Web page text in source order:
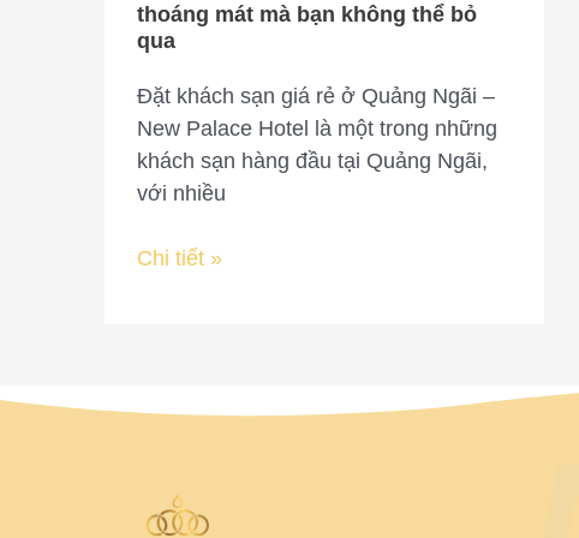
thoáng mát mà bạn không thể bỏ
qua
Đặt khách sạn giá rẻ ở Quảng Ngãi –
New Palace Hotel là một trong những
khách sạn hàng đầu tại Quảng Ngãi,
với nhiều
bạn
thể
bỏ
qua
Chi tiết »